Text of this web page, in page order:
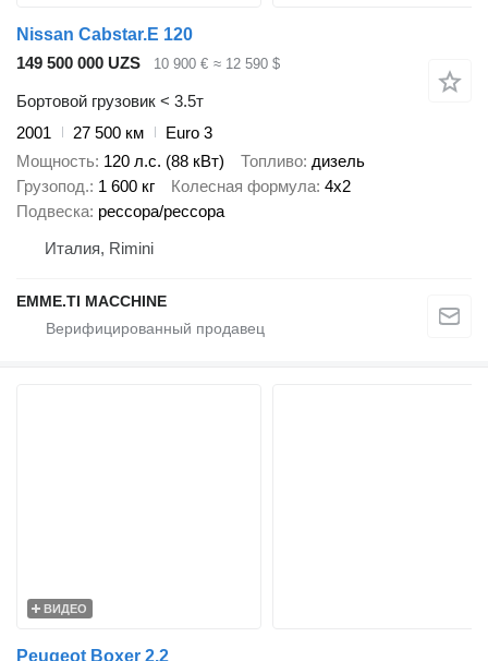
Nissan Cabstar.E 120
149 500 000 UZS
10 900 € ≈ 12 590 $
Бортовой грузовик < 3.5т
2001
27 500 км
Euro 3
Мощность 120 л.с. (88 кВт) Топливо дизель
Грузопод. 1 600 кг Колесная формула 4x2
Подвеска рессора/рессора
Италия, Rimini
EMME.TI MACCHINE
ВИДЕО
Peugeot Boxer 2.2